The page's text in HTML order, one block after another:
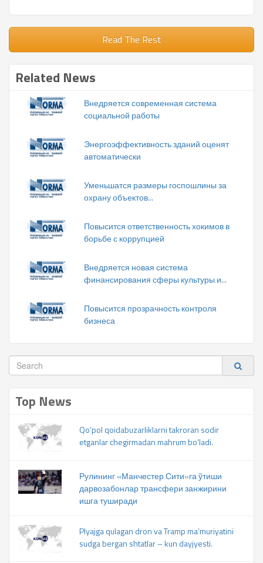
Read The Rest
Related News
Внедряется современная система
социальной работы
Энергоэффективность зданий оценят
автоматически
Уменьшатся размеры госпошлины за
охрану объектов...
Повысится ответственность хокимов в
борьбе с коррупцией
Внедряется новая система
финансирования сферы культуры и...
Повысится прозрачность контроля
бизнеса
Top News
Qo‘pol qoidabuzarliklarni takroran sodir
etganlar chegirmadan mahrum bo‘ladi.
Рулининг «Манчестер Сити»га ўтиши
дарвозабонлар трансфери занжирини
ишга туширади
Plyajga qulagan dron va Tramp ma’muriyatini
sudga bergan shtatlar – kun dayjyesti.